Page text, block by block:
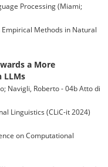
Processing (Miami;
Methods in Natural
a More
LLMs
Navigli, Roberto - 04b Atto di
Linguistics (CLiC-it 2024)
on Computational